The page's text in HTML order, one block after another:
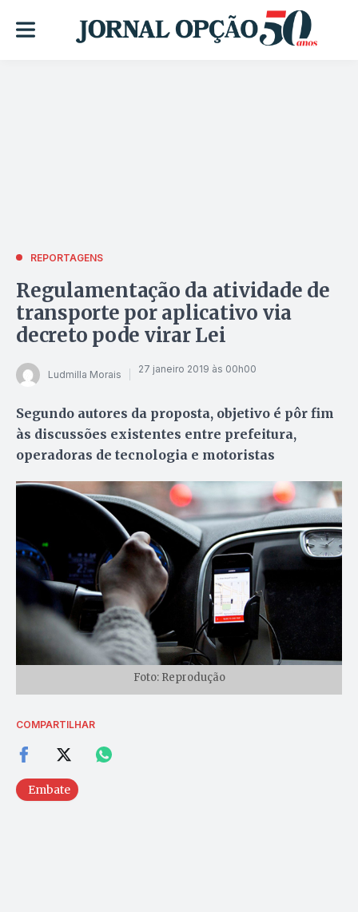
REPORTAGENS
Regulamentação da atividade de
transporte por aplicativo via
decreto pode virar Lei
Ludmilla Morais 27 janeiro 2019 às 00h00
Segundo autores da proposta, objetivo é pôr fim
às discussões existentes entre prefeitura,
operadoras de tecnologia e motoristas
Foto: Reprodução
COMPARTILHAR
Embate